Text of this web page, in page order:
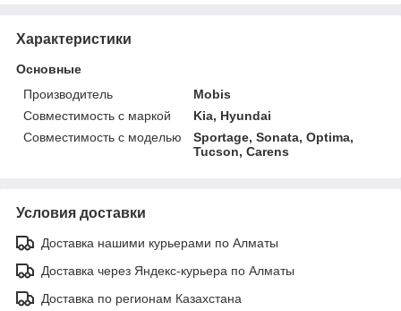
Характеристики
Основные
Производитель
Mobis
Совместимость с маркой
Kia, Hyundai
Совместимость с моделью
Sportage, Sonata, Optima,
Tucson, Carens
Условия доставки
Доставка нашими курьерами по Алматы
Доставка через Яндекс-курьера по Алматы
Доставка по регионам Казахстана